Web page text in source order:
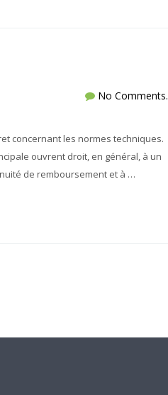
No Comments.
concernant les normes techniques.
ouvrent droit, en général, à un
de remboursement et à …